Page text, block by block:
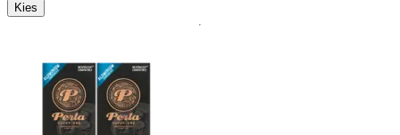
Kies